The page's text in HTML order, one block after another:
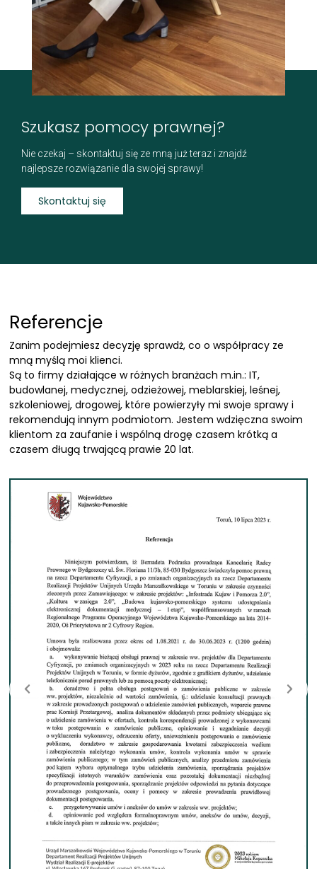
Szukasz pomocy prawnej?
Nie czekaj – skontaktuj się ze mną już teraz i znajdź
najlepsze rozwiązanie dla swojej sprawy!
Skontaktuj się
Referencje
Zanim podejmiesz decyzję sprawdż, co o współpracy ze
mną myślą moi klienci.
Są to firmy działające w różnych branżach m.in.: IT,
budowlanej, medycznej, odzieżowej, meblarskiej, leśnej,
szkoleniowej, drogowej, które powierzyły mi swoje sprawy i
rekomendują innym podmiotom. Jestem wdzięczna swoim
klientom za zaufanie i wspólną drogę czasem krótką a
czasem długą trwającą prawie 20 lat.